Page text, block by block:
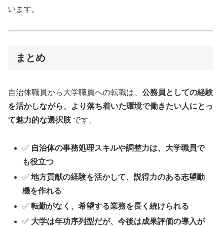
います。
まとめ
自治体職員から大学職員への転職は、 公務員としての経験
を活かしながら、より落ち着いた環境で働きたい人にとっ
て魅力的な選択肢 です。
✅ 自治体の事務処理スキルや調整力は、大学職員で
も役立つ
✅地方貢献の経験を活かして、説得力のある志望動
機を作れる
✅転勤がなく、希望する業務を長く続けられる
✅ 大学は年功序列型だが、今後は成果評価の導入が